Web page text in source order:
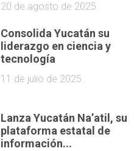
20 de agosto de 2025
Consolida Yucatán su
liderazgo en ciencia y
tecnología
11 de julio de 2025
Lanza Yucatán Na’atil, su
plataforma estatal de
información...